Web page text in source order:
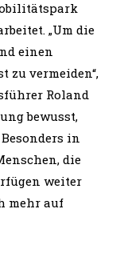
„Um die
einen
vermeiden“,
Roland
bewusst,
in
die
weiter
mehr auf